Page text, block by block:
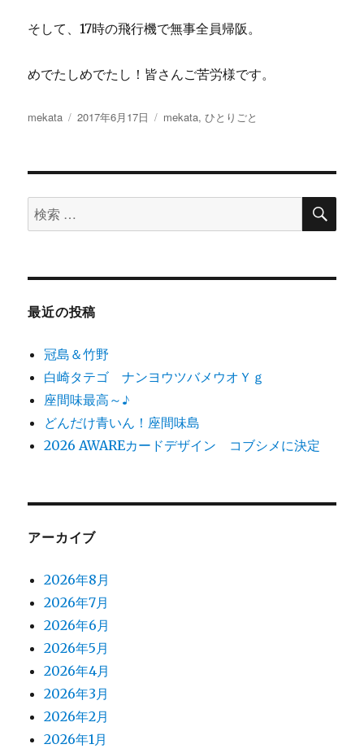
そして、17時の飛行機で無事全員帰阪。
めでたしめでたし！皆さんご苦労様です。
投
mekata
投
2017年6月17日
カ
リ
mekata,ひとりごと
検
索
象:
検
最近の投稿
冠島＆竹野
白崎タテゴ ナンヨウツバメウオＹｇ
座間味最高～♪
どんだけ青いん！座間味島
2026 AWAREカードデザイン コブシメに決定
アーカイブ
2026年8月
2026年7月
2026年6月
2026年5月
2026年4月
2026年3月
2026年2月
2026年1月